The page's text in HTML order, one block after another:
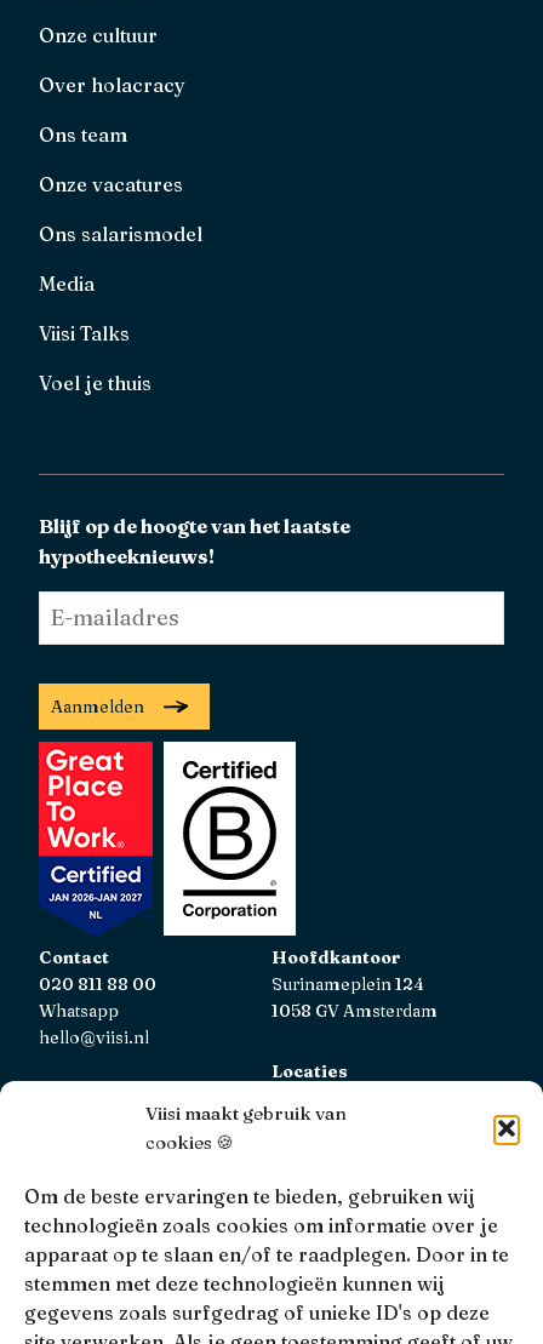
Viisi maakt gebruik van
cookies 🍪
Om de beste ervaringen te bieden, gebruiken wij
technologieën zoals cookies om informatie over je
apparaat op te slaan en/of te raadplegen. Door in te
stemmen met deze technologieën kunnen wij
gegevens zoals surfgedrag of unieke ID's op deze
Onze cultuur
Over holacracy
Ons team
Onze vacatures
Ons salarismodel
Media
Viisi Talks
Voel je thuis
Blijf op de hoogte van het laatste
hypotheeknieuws!
E-
mailadres *
Aanmelden
Contact
020 811 88 00
Whatsapp
hello@viisi.nl
Hoofdkantoor
Surinameplein 124
1058 GV Amsterdam
Locaties
Viisi Hypotheken is geregistreerd bij de AFM.
Registratienummer: 12039833
KiFiD
Niet tevreden over onze interne klachtbehandeling, dan
kun je terecht bijKiFiD.